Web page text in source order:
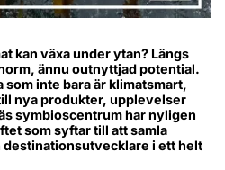
kan växa under ytan? Längs
ännu outnyttjad potential.
som inte bara är klimatsmart,
nya produkter, upplevelser
symbioscentrum har nyligen
som syftar till att samla
i ett helt